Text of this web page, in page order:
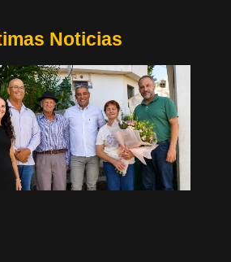
Noticias